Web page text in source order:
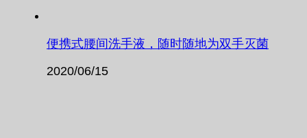
便携式腰间洗手液，随时随地为双手灭菌
2020/06/15